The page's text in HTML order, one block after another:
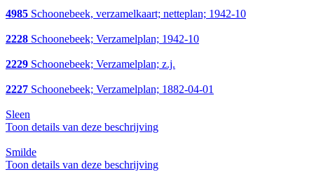
4985 Schoonebeek, verzamelkaart; netteplan; 1942-10
2228 Schoonebeek; Verzamelplan; 1942-10
2229 Schoonebeek; Verzamelplan; z.j.
2227 Schoonebeek; Verzamelplan; 1882-04-01
Sleen
Toon details van deze beschrijving
Smilde
Toon details van deze beschrijving